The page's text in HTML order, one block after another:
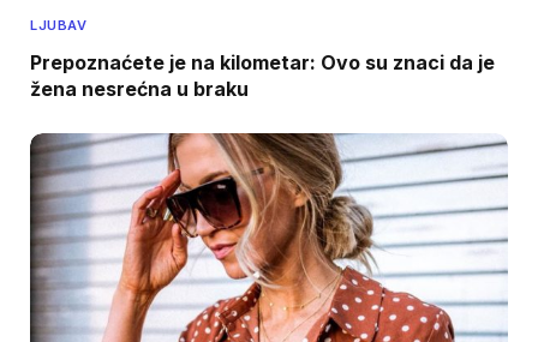
LJUBAV
Prepoznaćete je na kilometar: Ovo su znaci da je
žena nesrećna u braku